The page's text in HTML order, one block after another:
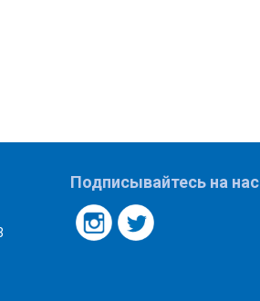
Подписывайтесь на нас